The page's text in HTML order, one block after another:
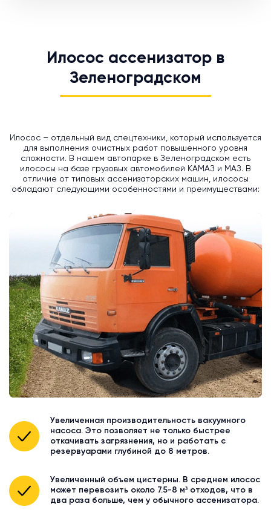
Илосос ассенизатор в
Зеленоградском
Илосос – отдельный вид спецтехники, который используется
для выполнения очистных работ повышенного уровня
сложности. В нашем автопарке в Зеленоградском есть
илососы на базе грузовых автомобилей КАМАЗ и МАЗ. В
отличие от типовых ассенизаторских машин, илососы
обладают следующими особенностями и преимуществами:
Увеличенная производительность вакуумного
насоса. Это позволяет не только быстрее
откачивать загрязнения, но и работать с
резервуарами глубиной до 8 метров.
Увеличенный объем цистерны. В среднем илосос
может перевозить около 7.5-8 м³ отходов, что в
два раза больше, чем у обычного ассенизатора.